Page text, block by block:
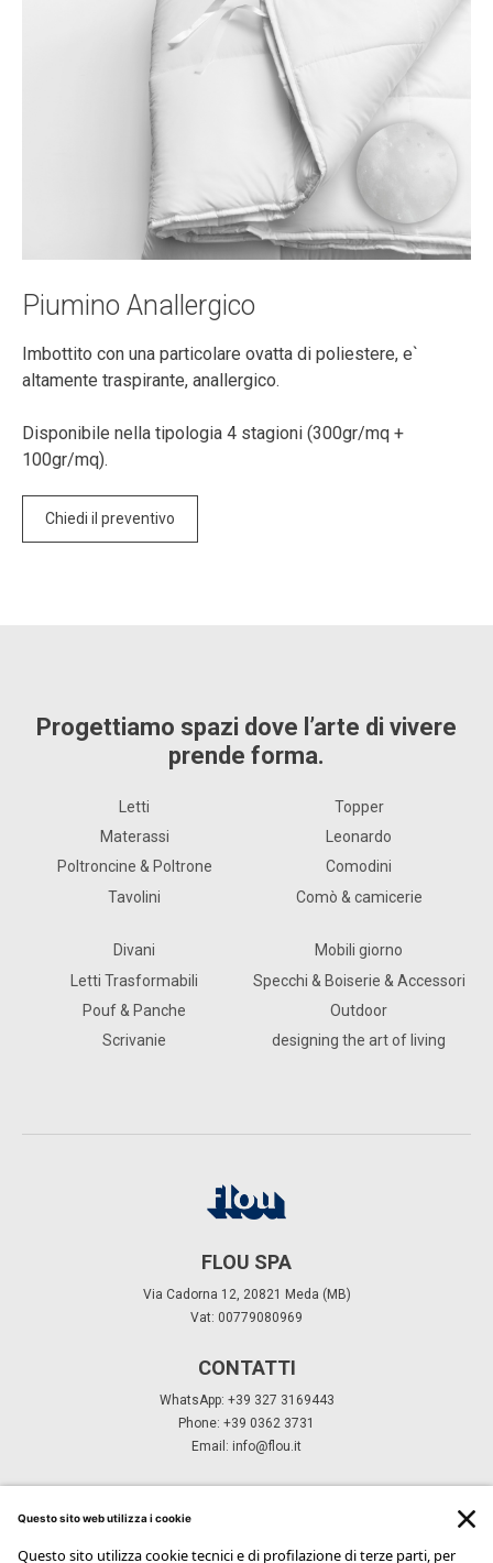
Piumino Anallergico
Imbottito con una particolare ovatta di poliestere, e`
altamente traspirante, anallergico.
Disponibile nella tipologia 4 stagioni (300gr/mq +
100gr/mq).
Chiedi il preventivo
Progettiamo spazi dove l’arte di vivere
prende forma.
Letti
Materassi
Poltroncine & Poltrone
Tavolini
Topper
Leonardo
Comodini
Comò & camicerie
Divani
Letti Trasformabili
Pouf & Panche
Scrivanie
Mobili giorno
Specchi & Boiserie & Accessori
Outdoor
designing the art of living
FLOU SPA
Via Cadorna 12, 20821 Meda (MB)
Vat: 00779080969
CONTATTI
WhatsApp: +39 327 3169443
Phone: +39 0362 3731
Email: info@flou.it